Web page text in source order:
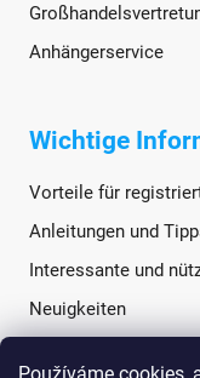
Anhängerservice
Wichtige
Vorteile für
Anleitungen und
Interessante und
Neuigkeiten